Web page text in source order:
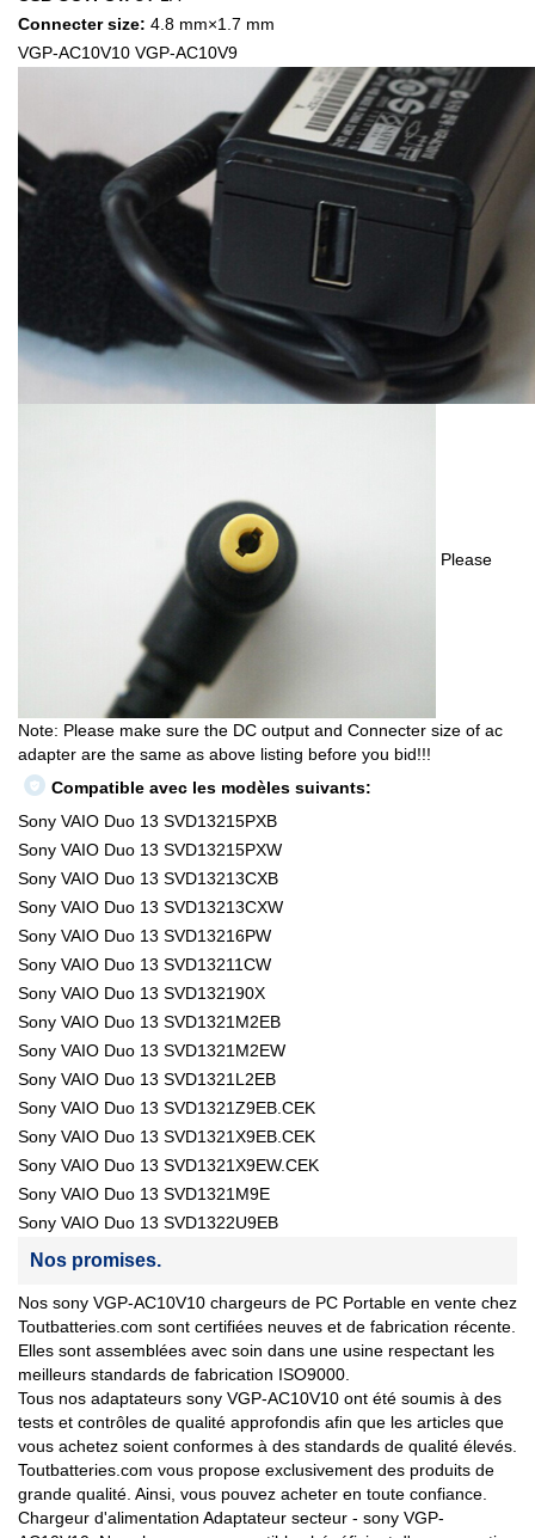
Connecter size: 4.8 mm×1.7 mm
VGP-AC10V10 VGP-AC10V9
Please
Note: Please make sure the DC output and Connecter size of ac
adapter are the same as above listing before you bid!!!
Compatible avec les modèles suivants:
Sony VAIO Duo 13 SVD13215PXB
Sony VAIO Duo 13 SVD13215PXW
Sony VAIO Duo 13 SVD13213CXB
Sony VAIO Duo 13 SVD13213CXW
Sony VAIO Duo 13 SVD13216PW
Sony VAIO Duo 13 SVD13211CW
Sony VAIO Duo 13 SVD132190X
Sony VAIO Duo 13 SVD1321M2EB
Sony VAIO Duo 13 SVD1321M2EW
Sony VAIO Duo 13 SVD1321L2EB
Sony VAIO Duo 13 SVD1321Z9EB.CEK
Sony VAIO Duo 13 SVD1321X9EB.CEK
Sony VAIO Duo 13 SVD1321X9EW.CEK
Sony VAIO Duo 13 SVD1321M9E
Sony VAIO Duo 13 SVD1322U9EB
Nos promises.
Nos sony VGP-AC10V10 chargeurs de PC Portable en vente chez
Toutbatteries.com sont certifiées neuves et de fabrication récente.
Elles sont assemblées avec soin dans une usine respectant les
meilleurs standards de fabrication ISO9000.
Tous nos adaptateurs sony VGP-AC10V10 ont été soumis à des
tests et contrôles de qualité approfondis afin que les articles que
vous achetez soient conformes à des standards de qualité élevés.
Toutbatteries.com vous propose exclusivement des produits de
grande qualité. Ainsi, vous pouvez acheter en toute confiance.
Chargeur d'alimentation Adaptateur secteur - sony VGP-